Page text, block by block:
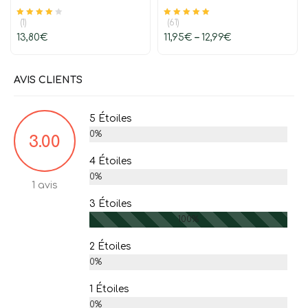
Note
(1)
13,80€
Note
(61)
11,95€ – 12,99€
AVIS CLIENTS
3.00
1 avis
5 Étoiles
0%
4 Étoiles
0%
3 Étoiles
100%
2 Étoiles
0%
1 Étoiles
0%